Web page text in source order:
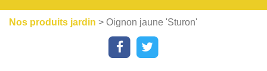
Nos produits jardin > Oignon jaune 'Sturon'